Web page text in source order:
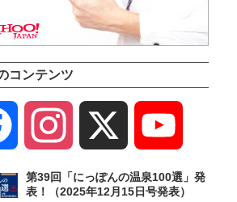
コンテンツ
Facebook Instagram
Channel
第39回「にっぽんの温泉100選」発
表！（2025年12月15日号発表）